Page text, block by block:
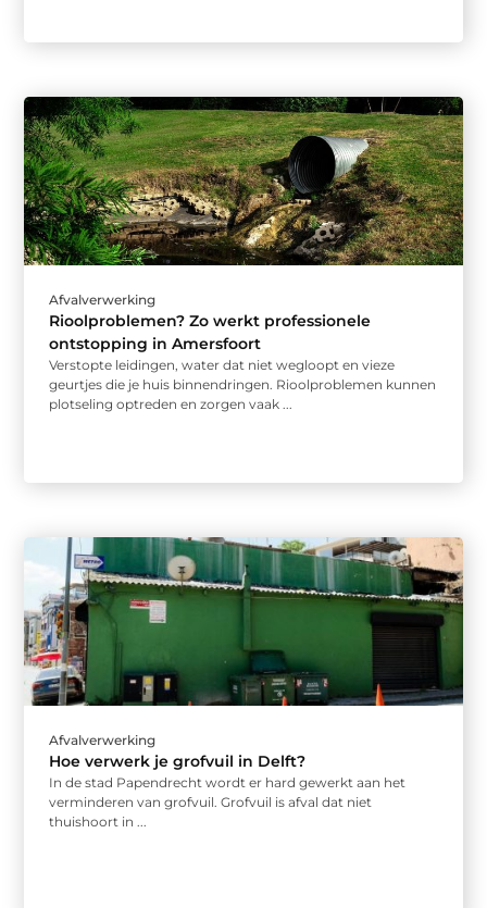
Afvalverwerking
Rioolproblemen? Zo werkt professionele
ontstopping in Amersfoort
Verstopte leidingen, water dat niet wegloopt en vieze
geurtjes die je huis binnendringen. Rioolproblemen kunnen
plotseling optreden en zorgen vaak ...
Afvalverwerking
Hoe verwerk je grofvuil in Delft?
In de stad Papendrecht wordt er hard gewerkt aan het
verminderen van grofvuil. Grofvuil is afval dat niet
thuishoort in ...